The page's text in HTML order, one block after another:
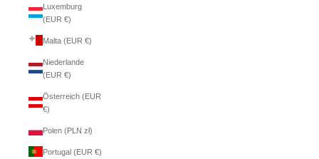
Luxemburg
(EUR €)
Malta (EUR €)
Niederlande
(EUR €)
Österreich (EUR
€)
Polen (PLN zł)
Portugal (EUR €)